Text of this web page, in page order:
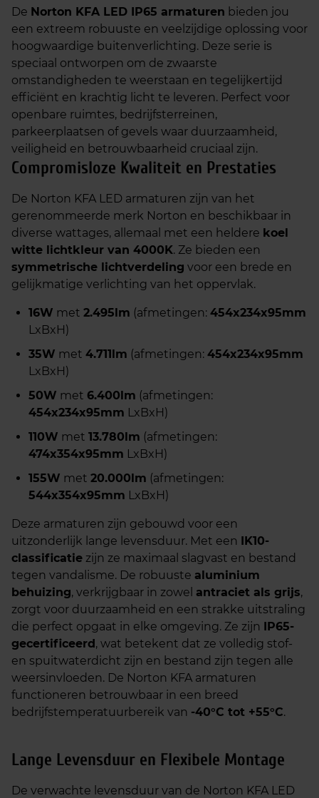
De Norton KFA LED IP65 armaturen bieden jou
een extreem robuuste en veelzijdige oplossing voor
hoogwaardige buitenverlichting. Deze serie is
speciaal ontworpen om de zwaarste
omstandigheden te weerstaan en tegelijkertijd
efficiënt en krachtig licht te leveren. Perfect voor
openbare ruimtes, bedrijfsterreinen,
parkeerplaatsen of gevels waar duurzaamheid,
veiligheid en betrouwbaarheid cruciaal zijn.
Compromisloze Kwaliteit en Prestaties
De Norton KFA LED armaturen zijn van het
gerenommeerde merk Norton en beschikbaar in
diverse wattages, allemaal met een heldere koel
witte lichtkleur van 4000K. Ze bieden een
symmetrische lichtverdeling voor een brede en
gelijkmatige verlichting van het oppervlak.
16W met 2.495lm (afmetingen: 454x234x95mm
LxBxH)
35W met 4.711lm (afmetingen: 454x234x95mm
LxBxH)
50W met 6.400lm (afmetingen:
454x234x95mm LxBxH)
110W met 13.780lm (afmetingen:
474x354x95mm LxBxH)
155W met 20.000lm (afmetingen:
544x354x95mm LxBxH)
Deze armaturen zijn gebouwd voor een
uitzonderlijk lange levensduur. Met een IK10-
classificatie zijn ze maximaal slagvast en bestand
tegen vandalisme. De robuuste aluminium
behuizing, verkrijgbaar in zowel antraciet als grijs,
zorgt voor duurzaamheid en een strakke uitstraling
die perfect opgaat in elke omgeving. Ze zijn IP65-
gecertificeerd, wat betekent dat ze volledig stof-
en spuitwaterdicht zijn en bestand zijn tegen alle
weersinvloeden. De Norton KFA armaturen
functioneren betrouwbaar in een breed
bedrijfstemperatuurbereik van -40°C tot +55°C.
Lange Levensduur en Flexibele Montage
De verwachte levensduur van de Norton KFA LED